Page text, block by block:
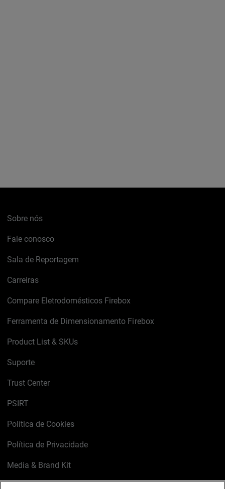
Sobre nós
Fale conosco
Sala de Reportagem
Carreiras
Compare Eletrodomésticos Firebox
Ferramenta de Dimensionamento Firebox
Product List & SKUs
Suporte
Trust Center
PSIRT
Política de Cookies
Política de Privacidade
Media & Brand Kit